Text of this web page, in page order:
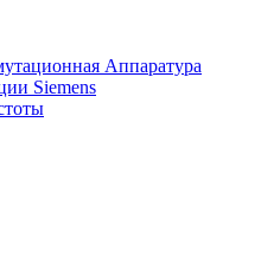
Аппаратура
Siemens